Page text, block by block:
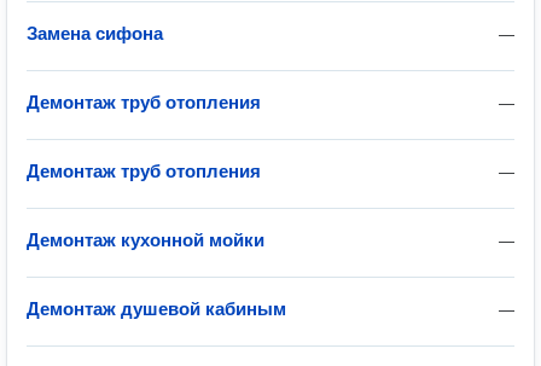
—
Замена сифона
—
Демонтаж труб отопления
—
Демонтаж труб отопления
—
Демонтаж кухонной мойки
—
Демонтаж душевой кабиным